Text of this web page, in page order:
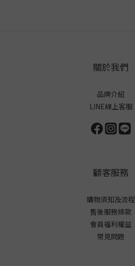
關於我們
品牌介紹
LINE線上客服
顧客服務
購物須知及流程
售後服務條款
會員福利權益
常見問題